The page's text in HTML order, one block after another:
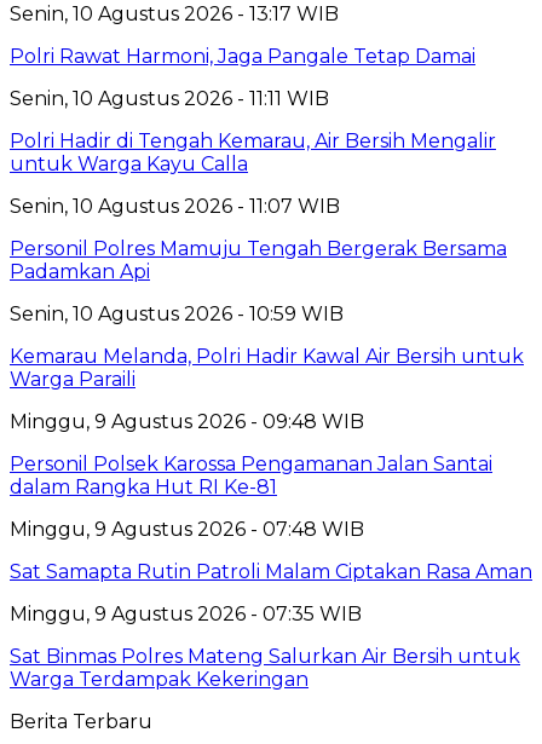
Senin, 10 Agustus 2026 - 13:17 WIB
Polri Rawat Harmoni, Jaga Pangale Tetap Damai
Senin, 10 Agustus 2026 - 11:11 WIB
Polri Hadir di Tengah Kemarau, Air Bersih Mengalir
untuk Warga Kayu Calla
Senin, 10 Agustus 2026 - 11:07 WIB
Personil Polres Mamuju Tengah Bergerak Bersama
Padamkan Api
Senin, 10 Agustus 2026 - 10:59 WIB
Kemarau Melanda, Polri Hadir Kawal Air Bersih untuk
Warga Paraili
Minggu, 9 Agustus 2026 - 09:48 WIB
Personil Polsek Karossa Pengamanan Jalan Santai
dalam Rangka Hut RI Ke-81
Minggu, 9 Agustus 2026 - 07:48 WIB
Sat Samapta Rutin Patroli Malam Ciptakan Rasa Aman
Minggu, 9 Agustus 2026 - 07:35 WIB
Sat Binmas Polres Mateng Salurkan Air Bersih untuk
Warga Terdampak Kekeringan
Berita Terbaru